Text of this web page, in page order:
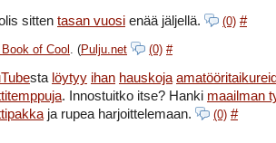
sitten tasan vuosi enää jäljellä. (0) #
of Cool . (Pulju.net (0) #
sta löytyy ihan hauskoja
. Innostuitko itse? Hanki maailman
ja rupea harjoittelemaan. (0) #